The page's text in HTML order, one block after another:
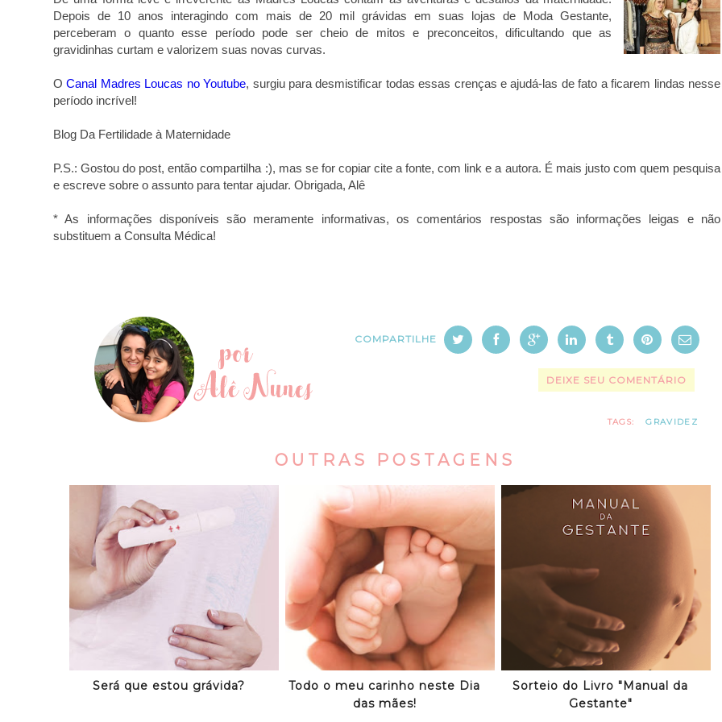
Depois de 10 anos interagindo com mais de 20 mil grávidas em suas lojas de Moda Gestante,
perceberam o quanto esse período pode ser cheio de mitos e preconceitos, dificultando que as
gravidinhas curtam e valorizem suas novas curvas.
OCanal Madres Loucas no Youtube, surgiu para desmistificar todas essas crenças e ajudá-las de fato a ficarem lindas nesse
período incrível!
Blog Da Fertilidade à Maternidade
P.S.: Gostou do post, então compartilha :), mas se for copiar cite a fonte, com link e a autora. É mais justo com quem pesquisa
e escreve sobre o assunto para tentar ajudar. Obrigada, Alê
* As informações disponíveis são meramente informativas, os comentários respostas são informações leigas e não
substituem a Consulta Médica!
COMPARTILHE
DEIXE SEU COMENTÁRIO
TAGS: GRAVIDEZ
OUTRAS POSTAGENS
Será que estou grávida?
Todo o meu carinho neste Dia
das mães!
Sorteio do Livro "Manual da
Gestante"